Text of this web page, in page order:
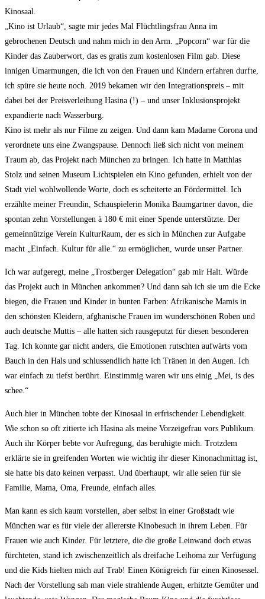
Kinosaal.
„Kino ist Urlaub“, sagte mir jedes Mal Flüchtlingsfrau Anna im
gebrochenen Deutsch und nahm mich in den Arm. „Popcorn“ war für die
Kinder das Zauberwort, das es gratis zum kostenlosen Film gab. Diese
innigen Umarmungen, die ich von den Frauen und Kindern erfahren durfte,
ich spüre sie heute noch. 2019 bekamen wir den Integrationspreis – mit
dabei bei der Preisverleihung Hasina (!) – und unser Inklusionsprojekt
expandierte nach Wasserburg.
Kino ist mehr als nur Filme zu zeigen. Und dann kam Madame Corona und
verordnete uns eine Zwangspause. Dennoch ließ sich nicht von meinem
Traum ab, das Projekt nach München zu bringen. Ich hatte in Matthias
Stolz und seinen Museum Lichtspielen ein Kino gefunden, erhielt von der
Stadt viel wohlwollende Worte, doch es scheiterte an Fördermittel. Ich
erzählte meiner Freundin, Schauspielerin Monika Baumgartner davon, die
spontan zehn Vorstellungen à 180 € mit einer Spende unterstützte. Der
gemeinnützige Verein KulturRaum, der es sich in München zur Aufgabe
macht „Einfach. Kultur für alle.“ zu ermöglichen, wurde unser Partner.
Ich war aufgeregt, meine „Trostberger Delegation“ gab mir Halt. Würde
das Projekt auch in München ankommen? Und dann sah ich sie um die Ecke
biegen, die Frauen und Kinder in bunten Farben: Afrikanische Mamis in
den schönsten Kleidern, afghanische Frauen im wunderschönen Roben und
auch deutsche Muttis – alle hatten sich rausgeputzt für diesen besonderen
Tag. Ich konnte gar nicht anders, die Emotionen rutschten aufwärts vom
Bauch in den Hals und schlussendlich hatte ich Tränen in den Augen. Ich
war einfach zu tiefst berührt. Einstimmig waren wir uns einig „Mei, is des
schee.“
Auch hier in München tobte der Kinosaal in erfrischender Lebendigkeit.
Wie schon so oft zitierte ich Hasina als meine Vorzeigefrau vors Publikum.
Auch ihr Körper bebte vor Aufregung, das beruhigte mich. Trotzdem
erklärte sie in greifenden Worten wie wichtig ihr dieser Kinonachmittag ist,
sie hatte bis dato keinen verpasst. Und überhaupt, wir alle seien für sie
Familie, Mama, Oma, Freunde, einfach alles.
Man kann es sich kaum vorstellen, aber selbst in einer Großstadt wie
München war es für viele der allererste Kinobesuch in ihrem Leben. Für
Frauen wie auch Kinder. Für letztere, die die große Leinwand doch etwas
fürchteten, stand ich zwischenzeitlich als dreifache Leihoma zur Verfügung
und die Kids hielten mich auf Trab! Einen Königreich für einen Kinosessel.
Nach der Vorstellung sah man viele strahlende Augen, erhitzte Gemüter und